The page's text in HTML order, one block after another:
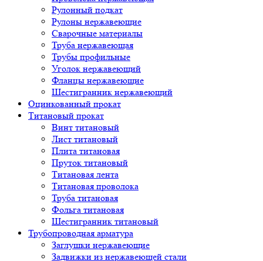
Рулонный подкат
Рулоны нержавеющие
Сварочные материалы
Труба нержавеющая
Трубы профильные
Уголок нержавеющий
Фланцы нержавеющие
Шестигранник нержавеющий
Оцинкованный прокат
Титановый прокат
Винт титановый
Лист титановый
Плита титановая
Пруток титановый
Титановая лента
Титановая проволока
Труба титановая
Фольга титановая
Шестигранник титановый
Трубопроводная арматура
Заглушки нержавеющие
Задвижки из нержавеющей стали